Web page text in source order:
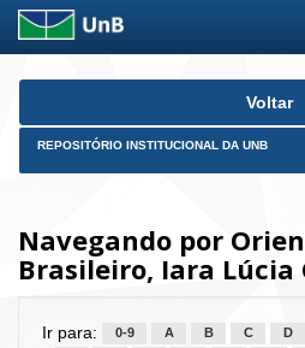
Skip
Voltar
REPOSITÓRIO INSTITUCIONAL DA UNB
Navegando por
Brasileiro, Iara Lúcia
Ir para: 0-9 A B C D